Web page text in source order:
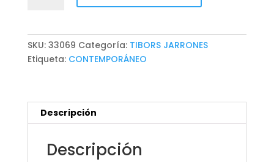
SKU: 33069 Categoría: TIBORS JARRONES
Etiqueta: CONTEMPORÁNEO
Descripción
Descripción